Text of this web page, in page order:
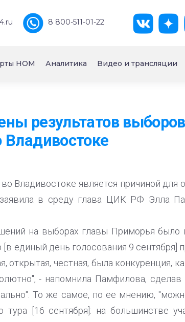
8 800-511-01-22
НОМ Аналитика Видео и трансляции
результатов
Владивостоке является причиной
в среду глава ЦИК РФ Элла
на выборах главы Приморья было
единый день голосования 9 сентября]
открытая, честная, была конкуренция,
- напомнила Памфилова, сделав
То же самое, по ее мнению,
тура [16 сентября]: на большинстве